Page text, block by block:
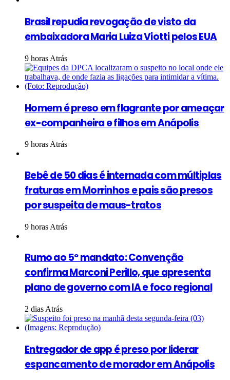
Brasil repudia revogação de visto da
embaixadora Maria Luiza Viotti pelos EUA
9 horas Atrás
Homem é preso em flagrante por ameaçar
ex-companheira e filhos em Anápolis
9 horas Atrás
Bebê de 50 dias é internada com múltiplas
fraturas em Morrinhos e pais são presos
por suspeita de maus-tratos
9 horas Atrás
Rumo ao 5º mandato: Convenção
confirma Marconi Perillo, que apresenta
plano de governo com IA e foco regional
2 dias Atrás
Entregador de app é preso por liderar
espancamento de morador em Anápolis